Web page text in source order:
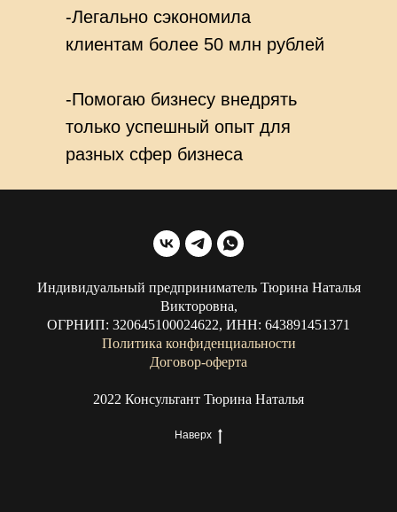
-Легально сэкономила
клиентам более 50 млн рублей
-Помогаю бизнесу внедрять
только успешный опыт для
разных сфер бизнеса
будет понятно и надежно.
Индивидуальный предприниматель Тюрина Наталья
Викторовна,
ОГРНИП: 320645100024622, ИНН: 643891451371
Политика конфиденциальности
Договор-оферта
2022 Консультант Тюрина Наталья
Наверх